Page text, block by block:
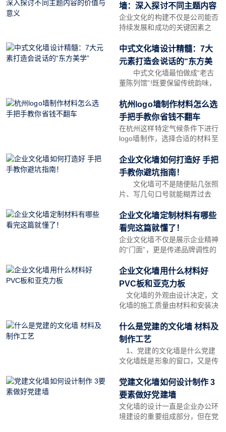
经济的后起之秀。本文带你拆解
三大产业特征，教你找到“最懂
萧山老板”的设计公司！
墙：深入探讨不同主题内容
的价值与意义
企业文化的构建不仅是公司能否
持续发展和成功的关键因素之
手段。无论是小型创业公司还是
大型跨国企业，都在积极塑造和
传播各自独特的企业文化。
中式文化墙设计精髓：7大
元素打造会说话的“东方美
中式文化墙最怕做成“老古
董陈列馆”!既要保留传统韵味，
的文化符号用得好是点睛之笔，
用不好就是土味翻车现场。今天
从纹样、材质到
杭州logo墙制作材料怎么选
手把手教你省钱不翻车
在杭州这样特定气候条件下进行
logo墙制作，选择合适的材料至
据杭州的气候特点挑选适合材料
的建议。
企业文化墙如何打造好 手把
手教你避坑指南！
文化墙可不是随便贴几张照
片、写几句口号就能糊弄过去
要能传递企业灵魂，又要让员工
看了有归属感。今天就用大白
话，从筛选公司到售后一条龙给
企业文化墙定制材料有哪些
看完这篇就懂了！
企业文化墙不仅是展示企业精神
的“门面”，更是传递品牌调性的
料，很多人会犯难：亚克力、不
锈钢、木头……到底哪种更适
合?今天我们就来聊聊常见材料
的优缺点、价格和适用场景，帮
你快速找到答案!
企业文化墙用什么材料好
PVC板和亚克力板
文化墙的外观由设计决定，文
化墙的施工质量由材料和安装决
材料的选择也非常重要!在设计
和生产中，企业文化墙常用的材
料有：PVC板和亚克力板。
什么是党建的文化墙 材料及
制作工艺
1、党建的文化墙是什么党建
文化墙既是形象的窗口，又是传
化墙建设，可以营造深厚的文化
氛围，让人们在不知不觉中受到
熏陶和感染，提升人们的爱党价
值观和爱国主义精神。
党建文化墙如何设计制作 3
要素做好党建墙
文化墙的设计一直是企业办公环
境建设的重要组成部分，但在党